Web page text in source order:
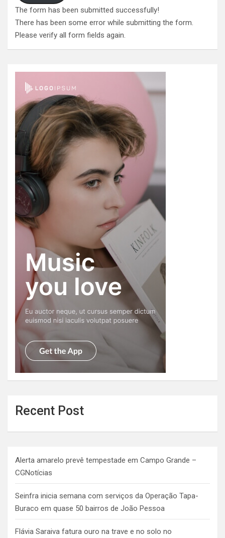
The form has been submitted successfully!
There has been some error while submitting the form.
Please verify all form fields again.
Recent Post
Alerta amarelo prevê tempestade em Campo Grande –
CGNotícias
Seinfra inicia semana com serviços da Operação Tapa-
Buraco em quase 50 bairros de João Pessoa
Flávia Saraiva fatura ouro na trave e no solo no